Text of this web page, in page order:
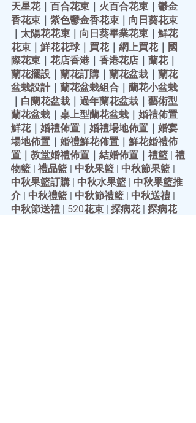
天星花｜ 百合花束 ｜ 火百合花束 ｜ 鬱金
香花束 ｜ 紫色鬱金香花束 ｜ 向日葵花束
｜ 太陽花花束 ｜ 向日葵畢業花束 ｜ 鮮花
花束 ｜ 鮮花花球 ｜ 買花｜ 網上買花｜ 國
際花束 ｜ 花店香港 ｜ 香港花店 ｜ 蘭花｜
蘭花擺設 ｜ 蘭花訂購 ｜ 蘭花盆栽 ｜ 蘭花
盆栽設計｜ 蘭花盆栽組合 ｜ 蘭花小盆栽
｜ 白蘭花盆栽 ｜ 過年蘭花盆栽 ｜ 藝術型
蘭花盆栽 ｜ 桌上型蘭花盆栽 ｜ 婚禮佈置
鮮花｜ 婚禮佈置 ｜ 婚禮場地佈置 ｜ 婚宴
場地佈置 ｜ 婚禮鮮花佈置 ｜ 鮮花婚禮佈
置 ｜ 教堂婚禮佈置 ｜ 結婚佈置 ｜ 禮籃 | 禮
物籃 | 禮品籃 | 中秋果籃 | 中秋節果籃 |
中秋果籃訂購 | 中秋水果籃 | 中秋果籃推
介 | 中秋禮籃 | 中秋節禮籃 | 中秋送禮 |
中秋節送禮 | 520花束 | 探病花 | 探病花